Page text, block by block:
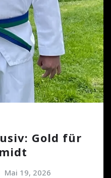
Gold für
Mai 19, 2026